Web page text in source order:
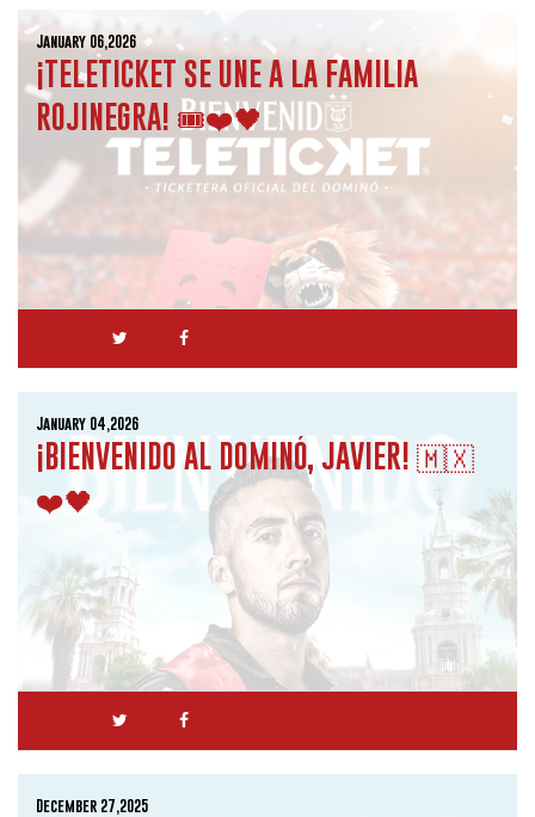
January 06,2026
¡TELETICKET SE UNE A LA FAMILIA
ROJINEGRA! 🎟️❤️🖤
January 04,2026
¡BIENVENIDO AL DOMINÓ, JAVIER! 🇲🇽
❤️🖤
December 27,2025